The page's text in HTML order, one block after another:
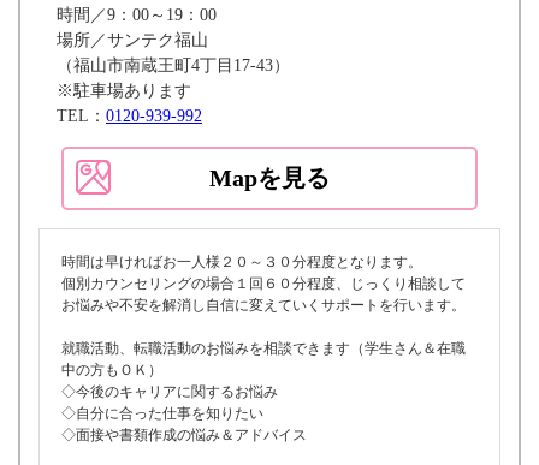
時間／9：00～19：00
場所／サンテク福山
（福山市南蔵王町4丁目17-43）
※駐車場あります
TEL： 0120-939-992
Mapを見る
時間は早ければお一人様２０～３０分程度となります。
個別カウンセリングの場合１回６０分程度、じっくり相談して
お悩みや不安を解消し自信に変えていくサポートを行います。
就職活動、転職活動のお悩みを相談できます（学生さん＆在職
中の方もＯＫ）
◇今後のキャリアに関するお悩み
◇自分に合った仕事を知りたい
◇面接や書類作成の悩み＆アドバイス